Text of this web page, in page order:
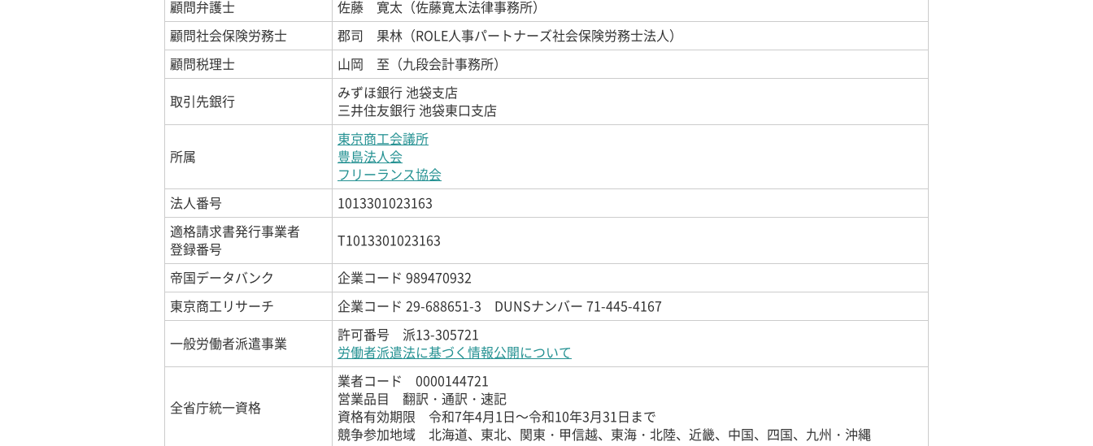
顧問弁護士 佐藤 寛太（佐藤寛太法律事務所）
顧問社会保険労務士 郡司 果林（ROLE人事パートナーズ社会保険労務士法人）
顧問税理士 山岡 至（九段会計事務所）
取引先銀行
みずほ銀行 池袋支店
三井住友銀行 池袋東口支店
所属
東京商工会議所
豊島法人会
フリーランス協会
法人番号 1013301023163
適格請求書発行事業者
登録番号
T1013301023163
帝国データバンク 企業コード 989470932
東京商工リサーチ 企業コード 29-688651-3 DUNSナンバー 71-445-4167
一般労働者派遣事業
許可番号 派13-305721
労働者派遣法に基づく情報公開について
全省庁統一資格
業者コード 0000144721
営業品目 翻訳・通訳・速記
資格有効期限 令和7年4月1日～令和10年3月31日まで
競争参加地域 北海道、東北、関東・甲信越、東海・北陸、近畿、中国、四国、九州・沖縄